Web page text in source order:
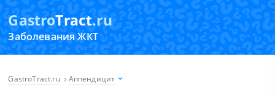
GastroTract.ru
Заболевания ЖКТ
GastroTract.ru Аппендицит